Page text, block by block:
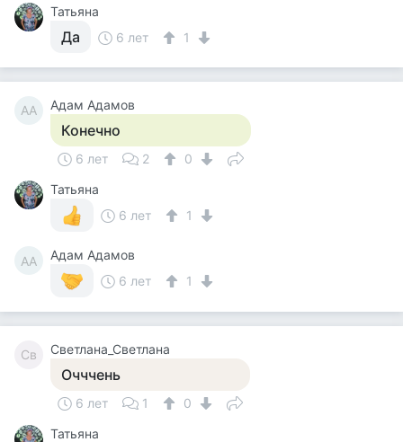
Татьяна
Да 6 лет 1
АА Адам Адамов
Конечно
6 лет 2
0
Татьяна
6 лет
1
АА
Адам Адамов
6 лет
1
Св Светлана_Светлана
Очччень
6 лет 1
0
Татьяна